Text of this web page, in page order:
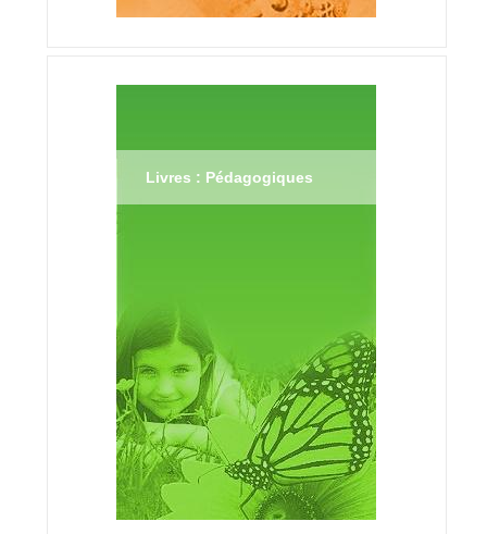
Livres : Pédagogiques